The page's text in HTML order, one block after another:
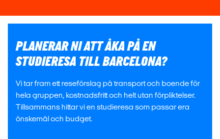
PLANERAR NI ATT ÅKA PÅ EN
STUDIERESA TILL BARCELONA?
Vi tar fram ett reseförslag på transport och boende för
hela gruppen, kostnadsfritt och helt utan förpliktelser.
Tillsammans hittar vi en studieresa som passar era
önskemål och budget.